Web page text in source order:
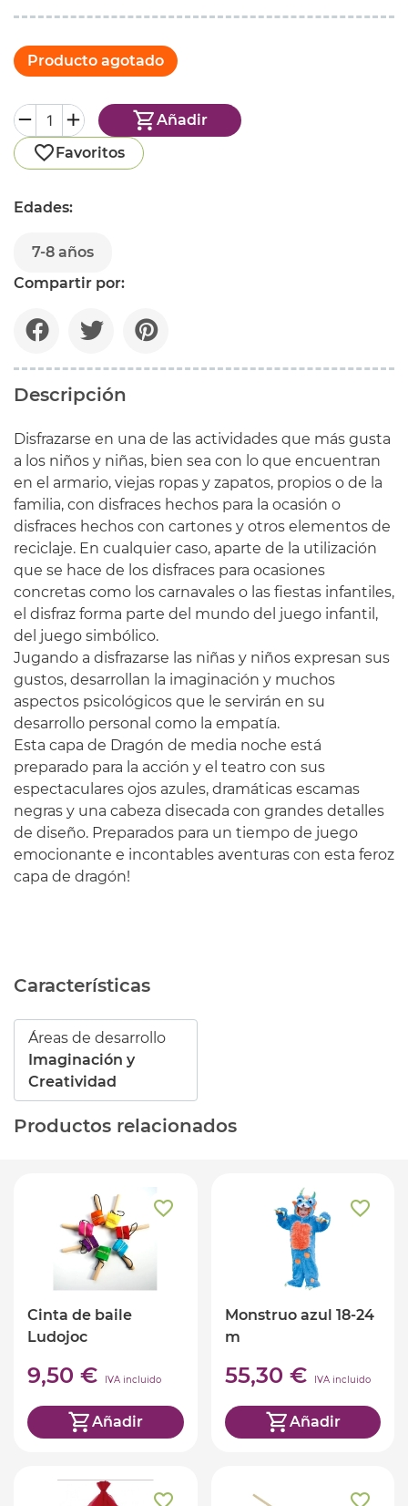
Producto agotado
Añadir
Favoritos
Edades:
7-8 años
Compartir por:
Descripción
Disfrazarse en una de las actividades que más gusta
a los niños y niñas, bien sea con lo que encuentran
en el armario, viejas ropas y zapatos, propios o de la
familia, con disfraces hechos para la ocasión o
disfraces hechos con cartones y otros elementos de
reciclaje. En cualquier caso, aparte de la utilización
que se hace de los disfraces para ocasiones
concretas como los carnavales o las fiestas infantiles,
el disfraz forma parte del mundo del juego infantil,
del juego simbólico.
Jugando a disfrazarse las niñas y niños expresan sus
gustos, desarrollan la imaginación y muchos
aspectos psicológicos que le servirán en su
desarrollo personal como la empatía.
Esta capa de Dragón de media noche está
preparado para la acción y el teatro con sus
espectaculares ojos azules, dramáticas escamas
negras y una cabeza disecada con grandes detalles
de diseño. Preparados para un tiempo de juego
emocionante e incontables aventuras con esta feroz
capa de dragón!
Características
Áreas de desarrollo
Imaginación y
Creatividad
Productos relacionados
Cinta de baile
Ludojoc
9,50 € IVA incluido
Añadir
Monstruo azul 18-24
m
55,30 € IVA incluido
Añadir